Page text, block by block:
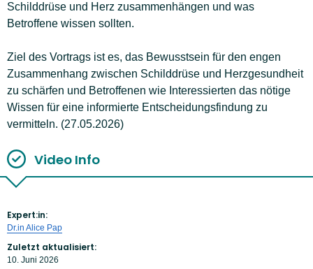
Schilddrüse und Herz zusammenhängen und was
Betroffene wissen sollten.
Ziel des Vortrags ist es, das Bewusstsein für den engen
Zusammenhang zwischen Schilddrüse und Herzgesundheit
zu schärfen und Betroffenen wie Interessierten das nötige
Wissen für eine informierte Entscheidungsfindung zu
vermitteln. (27.05.2026)
Video Info
Expert:in:
Dr.in Alice Pap
Zuletzt aktualisiert:
10. Juni 2026